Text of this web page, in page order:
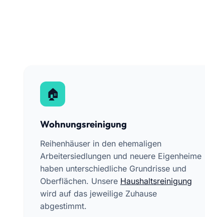
Wohnungsreinigung
Reihenhäuser in den ehemaligen
Arbeitersiedlungen und neuere Eigenheime
haben unterschiedliche Grundrisse und
Oberflächen. Unsere Haushaltsreinigung
wird auf das jeweilige Zuhause
abgestimmt.